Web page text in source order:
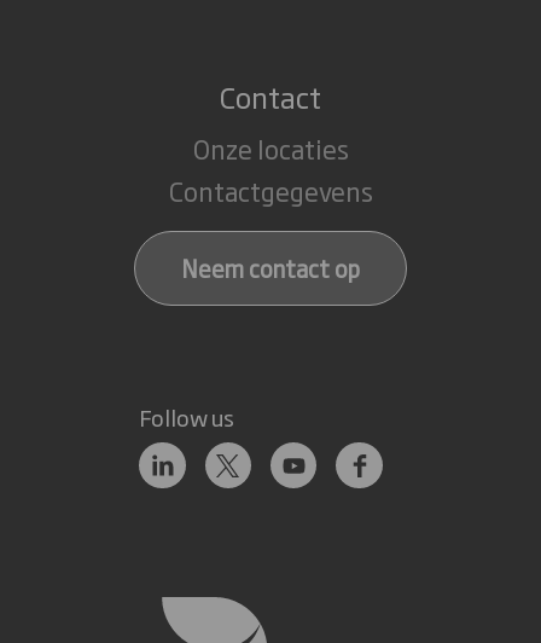
Contact
Onze locaties
Contactgegevens
Neem contact op
Follow us